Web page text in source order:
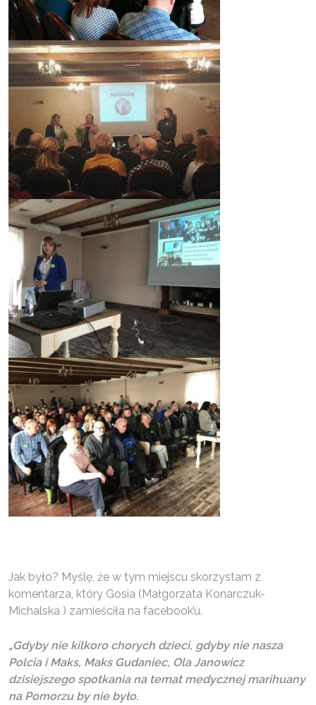
Jak było? Myślę, że w tym miejscu skorzystam z
komentarza, który Gosia (Małgorzata Konarczuk-
Michalska ) zamieściła na facebook’u.
„Gdyby nie kilkoro chorych dzieci, gdyby nie nasza
Polcia i Maks, Maks Gudaniec, Ola Janowicz
dzisiejszego spotkania na temat medycznej marihuany
na Pomorzu by nie było.